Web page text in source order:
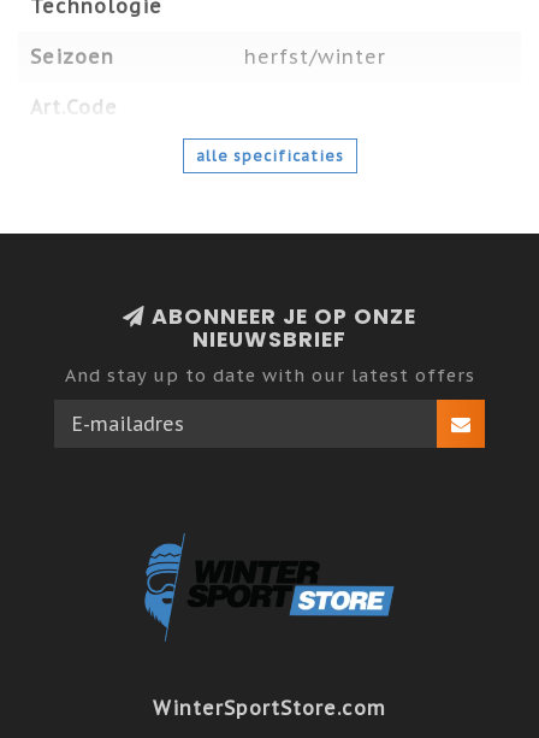
Technologie
Seizoen herfst/winter
Art.Code
alle specificaties
ABONNEER JE OP ONZE
NIEUWSBRIEF
And stay up to date with our latest offers
WinterSportStore.com